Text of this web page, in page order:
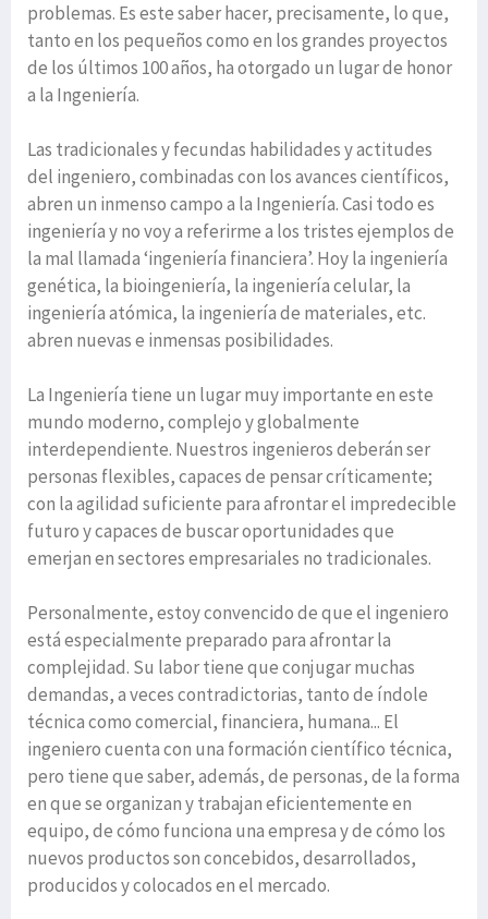
problemas. Es este saber hacer, precisamente, lo que,
tanto en los pequeños como en los grandes proyectos
de los últimos 100 años, ha otorgado un lugar de honor
a la Ingeniería.
Las tradicionales y fecundas habilidades y actitudes
del ingeniero, combinadas con los avances científicos,
abren un inmenso campo a la Ingeniería. Casi todo es
ingeniería y no voy a referirme a los tristes ejemplos de
la mal llamada ‘ingeniería financiera’. Hoy la ingeniería
genética, la bioingeniería, la ingeniería celular, la
ingeniería atómica, la ingeniería de materiales, etc.
abren nuevas e inmensas posibilidades.
La Ingeniería tiene un lugar muy importante en este
mundo moderno, complejo y globalmente
interdependiente. Nuestros ingenieros deberán ser
personas flexibles, capaces de pensar críticamente;
con la agilidad suficiente para afrontar el impredecible
futuro y capaces de buscar oportunidades que
emerjan en sectores empresariales no tradicionales.
Personalmente, estoy convencido de que el ingeniero
está especialmente preparado para afrontar la
complejidad. Su labor tiene que conjugar muchas
demandas, a veces contradictorias, tanto de índole
técnica como comercial, financiera, humana... El
ingeniero cuenta con una formación científico técnica,
pero tiene que saber, además, de personas, de la forma
en que se organizan y trabajan eficientemente en
equipo, de cómo funciona una empresa y de cómo los
nuevos productos son concebidos, desarrollados,
producidos y colocados en el mercado.